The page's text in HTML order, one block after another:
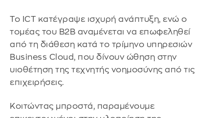
Το ICT κατέγραψε ισχυρή ανάπτυξη, ενώ ο
τομέας του B2B αναμένεται να επωφεληθεί
από τη διάθεση κατά το τρίμηνο υπηρεσιών
Business Cloud, που δίνουν ώθηση στην
υιοθέτηση της τεχνητής νοημοσύνης από τις
επιχειρήσεις.
Κοιτώντας μπροστά, παραμένουμε